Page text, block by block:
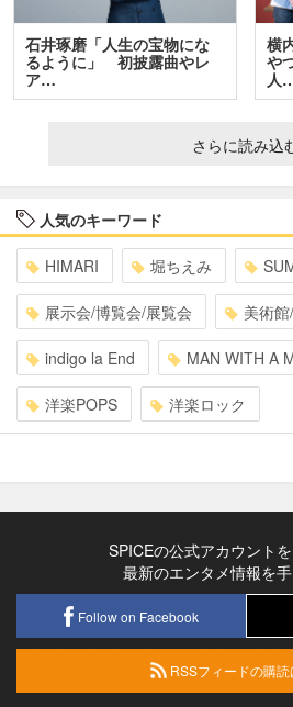
石井琢磨「人生の宝物にな
るように」 初披露曲やレ
ア…
横
や
人
さらに読み込
人気のキーワード
HIMARI 堀ちえみ
展示会/博覧会/展覧会 美術
indigo la End MAN WITH A
洋楽POPS 洋楽ロック
SPICEの公式アカウント
最新のエンタメ情報を
Follow on Facebook
RSSフィードの購読